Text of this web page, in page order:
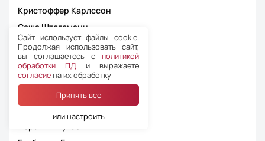
Кристоффер Карлссон
Саша Штегеманн
Шимон Марциняк
Йорген Даугбьерг Бурхардт
Кристо Тохвер
Харис Кальянац
Бабакар Сарр
Сайт использует файлы cookie.
Продолжая использовать сайт,
вы соглашаетесь с политикой
обработки ПД и выражаете
согласие на их обработку
Принять все
или настроить